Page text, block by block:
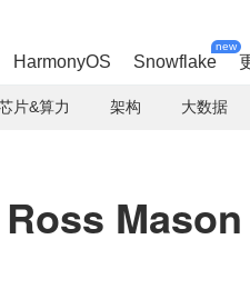
HarmonyOS Snowflake
new
片&算力 架构 大数据